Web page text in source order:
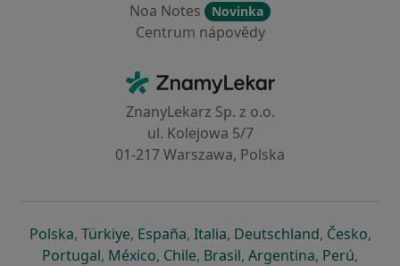
Noa Notes
Novinka
Centrum nápovědy
ZnamyLekar - Hlavní stránka
ZnanyLekarz Sp. z o.o.
ul. Kolejowa 5/7
01-217 Warszawa, Polska
Polskase otevře v nové záložce
, Türkiyese otevře v nové záložce
, Españase otevře v nové záložce
, Italiase otevře v nové záložce
, Deutschlandse otevře v
, Českose
,
Portugalse otevře v nové záložce
, Méxicose otevře v nové záložce
, Chilese otevře v nové záložce
, Brasilse otevře v nové
, Argentinase otevře v
, Perúse
,